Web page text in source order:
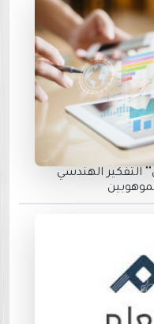
التفكير الهندسي